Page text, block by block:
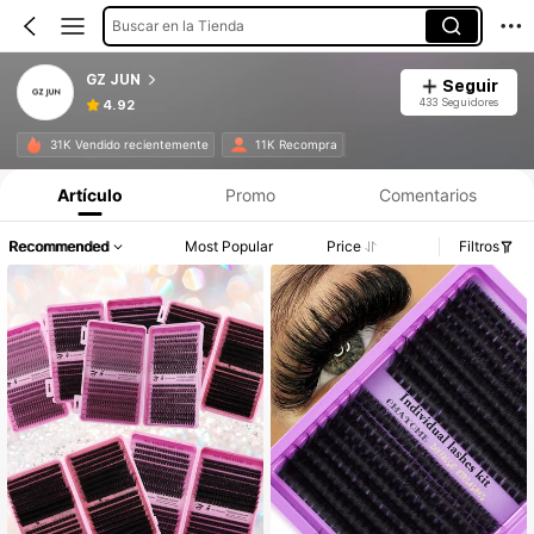
Buscar en la Tienda
GZ JUN
4.92
Seguir
433 Seguidores
31K Vendido recientemente 11K Recompra
Artículo Promo Comentarios
Recommended Most Popular Price Filtros